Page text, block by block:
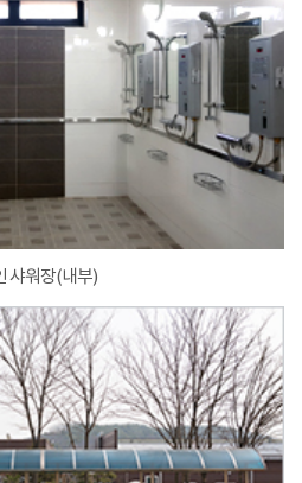
샤워장(내부)